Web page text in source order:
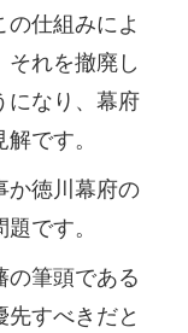
仕組みによ
れを撤廃し
になり、幕府
です。
か徳川幕府の
です。
筆頭である
すべきだと